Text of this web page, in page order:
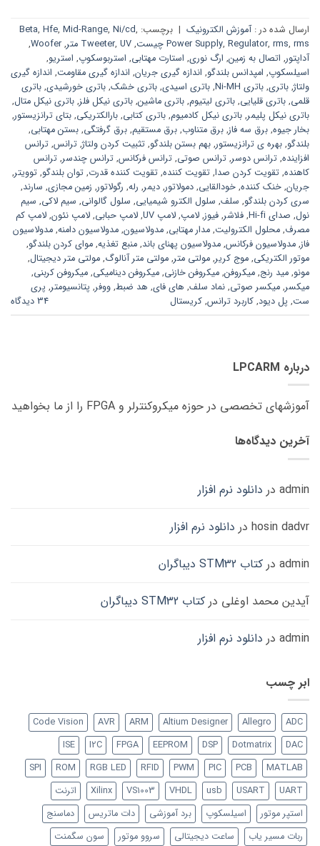
ارسال شده در :آموزش الکترونیک | برچسب: Beta, Hfe, Mid-Range, Ni/cd,
Power Supply, Regulator, rms, rms چیست ,
Tweeter, UV متر ,
Woofer
,
آداپتور, اتصال به زمین, ارگ نوری, استارت مهتابی, استربوسکوپ, استریو,
اسیلسکوپ, امپدانس بلندگو, اندازه گیری جریان, اندازه گیری مقاومت, اندازه گیری
ولتاژ, باتری, باتری Ni-MH , باتری اسیدی, باتری خشک, باتری خورشیدی, باتری
قلمی, باتری قلیایی, باتری لیتیوم, باتری ماشین, باتری نیکل فلز, باتری نیکل متال,
باتری نیکل پلیمر, باتری نیکل کادمیوم, باتری کتابی, بارالکتریکی, بتای ترانزیستور,
بخار جیوه, برق سه فاز, برق متناوب, برق مستقیم, برق گرفتگی, بستن مهتابی,
بلندگو, بهره ی ترانزیستور, بهم بستن بلندگو, تثبیت کردن ولتاژ, ترانس, ترانس
افزاینده, ترانس دوسر, ترانس صوتی, ترانس فرکانس, ترانس چندسر, ترانس
کاهنده, تقویت کردن صدا, تقویت کننده, تقویت کننده قدرت, توان بلندگو, توویتر,
جریان, خنک کننده, خودالقایی, دمولاتور, دیمر, رله, رگولاتور, زمین مجازی, سارند,
سری کردن بلندگو, سلف, سلول الکترو شیمیایی, سلول گالوانی, سیم لاکی, سیم
نول, صدای Hi-fi , فلاشر, فیوز, لامپ, لامپ UV , لامپ حبابی, لامپ نئون, لامپ کم
مصرف, محلول الکترولیت, مدار مهتابی, مدولاسیون, مدولاسیون دامنه, مدولاسیون
فاز, مدولاسیون فرکانس, مدولاسیون پهنای باند, منبع تغذیه, موای کردن بلندگو,
موتور الکتریکی, موج کریر, مولتی متر, مولتی متر آنالوگ, مولتی متر دیجیتال,
مونو, مید رنج, میکروفن, میکروفن خازنی, میکروفن دینامیکی, میکروفن کربنی,
میکسر, میکسر صوتی, نماد سلف, های فای, هد ضبط, ووفر, پتانسیومتر, پری
ست, پل دیود, کاربرد ترانس, کریستال 34 دیدگاه
درباره LPCARM
آموزشهای تخصصی در حوزه میکروکنترلر و FPGA را از ما بخواهید
آخرین دیدگاه‌ها
admin در دانلود نرم افزار
hosin dadvr در دانلود نرم افزار
admin در کتاب STM32 دیباگران
آیدین محمد اوغلی در کتاب STM32 دیباگران
admin در دانلود نرم افزار
ابر چسب
ADC
Allegro
Altium Designer
ARM
AVR
Code Vision
DAC
Dotmatrix
DSP
EEPROM
FPGA
I2C
ISE
MATLAB
PCB
PIC
PWM
RFID
RGB LED
ROM
SPI
UART
USART
usb
VHDL
VS1003
Xilinx
اترنت
استپر موتور
اسیلسکوپ برد آموزشی دات ماتریس
دماسنج
ربات مسیر یاب
ساعت دیجیتالی سروو موتور
سون سگمنت